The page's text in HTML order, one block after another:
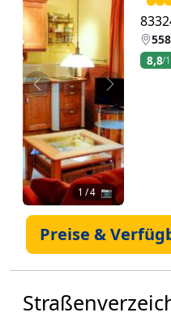
Zurück Weiter
1 / 4 📷
8,8/
Preise &